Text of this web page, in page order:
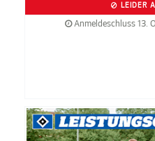
LEIDER
Anmeldeschluss 13.